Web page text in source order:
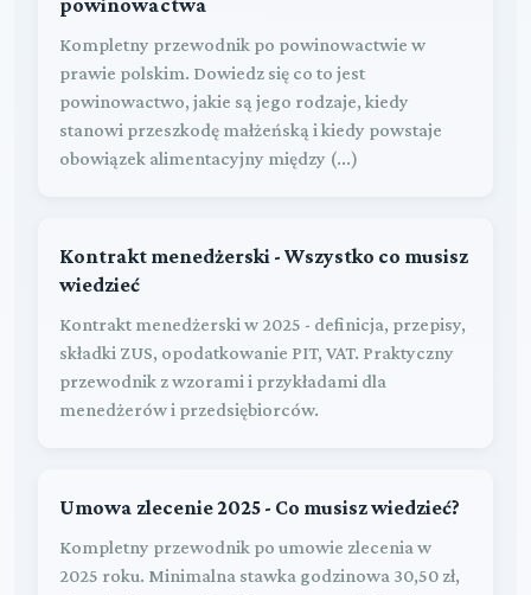
Kompletny przewodnik po powinowactwie w
prawie polskim. Dowiedz się co to jest
powinowactwo, jakie są jego rodzaje, kiedy
stanowi przeszkodę małżeńską i kiedy powstaje
obowiązek alimentacyjny między (...)
Kontrakt menedżerski - Wszystko co musisz
wiedzieć
Kontrakt menedżerski w 2025 - definicja, przepisy,
składki ZUS, opodatkowanie PIT, VAT. Praktyczny
przewodnik z wzorami i przykładami dla
menedżerów i przedsiębiorców.
Umowa zlecenie 2025 - Co musisz wiedzieć?
Kompletny przewodnik po umowie zlecenia w
2025 roku. Minimalna stawka godzinowa 30,50 zł,